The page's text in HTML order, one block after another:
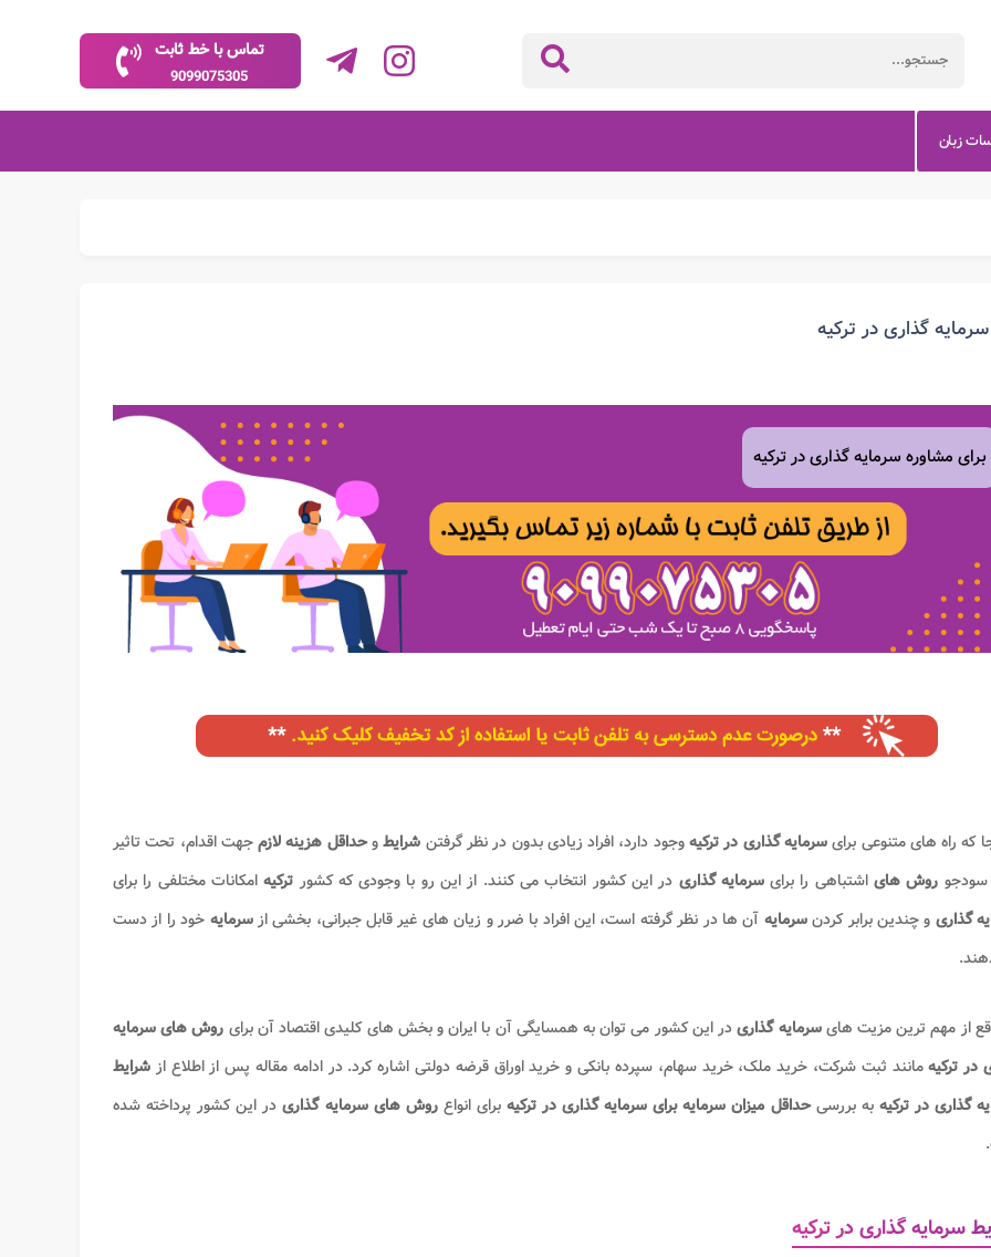
تماس با خط ثابت
9099075305
زبان
سرمایه گذاری در ترکیه
برای مشاوره سرمایه گذاری در ترکیه
که راه ‌های متنوعی برایسرمایه گذاری در ترکیهوجود دارد، افراد زیادی بدون در نظر گرفتن شرایطوحداقل هزینه لازمجهت اقدام، تحت تاثیر
سودجو روش هایاشتباهی را برایسرمایه گذاری در این کشور انتخاب می کنند. از این رو با وجودی که کشور ترکیهامکانات مختلفی را برای
گذاری و چندین برابر کردنسرمایه آن ها در نظر گرفته است، این افراد با ضرر و زیان های غیر قابل جبرانی، بخشی ازسرمایه خود را از دست
از مهم ترین مزیت هایسرمایه گذاریدر این کشور می توان به همسایگی آن با ایران و بخش های کلیدی اقتصاد آن برای روش های سرمایه
در ترکیه مانند ثبت شرکت، خرید ملک، خرید سهام، سپرده بانکی و خرید اوراق قرضه دولتی اشاره کرد. در ادامه مقاله پس از اطلاع از شرایط
گذاری در ترکیهبه بررسیحداقل میزان سرمایه برای سرمایه گذاری در ترکیه برای انواعروش های سرمایه گذاری در این کشور پرداخته شده
سرمایه گذاری در ترکیه